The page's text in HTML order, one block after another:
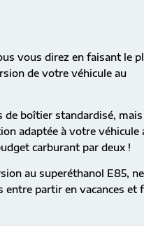
vous direz en faisant le
de votre véhicule au
de boîtier standardisé,
adaptée à votre véhicule
carburant par deux !
au superéthanol E85, ne
entre partir en vacances et